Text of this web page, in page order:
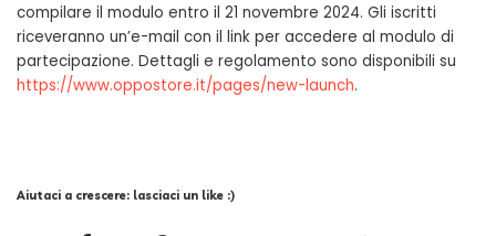
compilare il modulo entro il 21 novembre 2024. Gli iscritti
riceveranno un’e-mail con il link per accedere al modulo di
partecipazione. Dettagli e regolamento sono disponibili su
https://www.oppostore.it/pages/new-launch.
Aiutaci a crescere: lasciaci un like :)